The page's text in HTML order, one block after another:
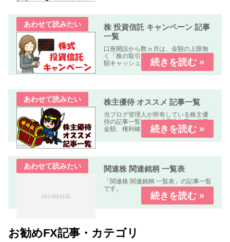
株 投資信託 キャンペーン 記事
一覧
口座開設から数ヵ月は、金額の上限無
く「株の取引手数料が無料」又は「全
額キャッシュバック」のキャンペーン
中心に掲載しています。
株主優待 オススメ 記事一覧
当ブログ管理人が所有している株主優
待の記事一覧です。「優待内容、必要
金額、権利確定日、優待到着日、使用
期限、優待利回り、配当利回り、オス
スメ度」などについて解説します。
関連株 関連銘柄 一覧表
「関連株 関連銘柄 一覧表」の記事一覧
です。
お勧めFX記事・カテゴリ